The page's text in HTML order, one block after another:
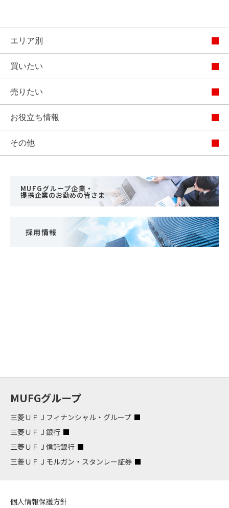
エリア別
買いたい
売りたい
お役立ち情報
その他
MUFGグループ企業・
提携企業のお勤めの皆さま
採用情報
MUFGグループ
三菱ＵＦＪフィナンシャル・グループ
三菱ＵＦＪ銀行
三菱ＵＦＪ信託銀行
三菱ＵＦＪモルガン・スタンレー証券
個人情報保護方針